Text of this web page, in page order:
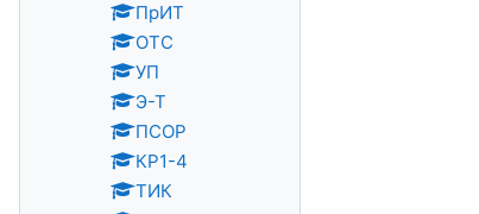
ПрИТ
ОТС
УП
Э-Т
ПСОР
КР1-4
ТИК